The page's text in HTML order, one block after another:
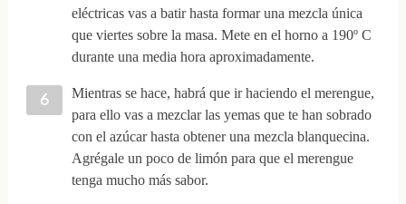
eléctricas vas a batir hasta formar una mezcla única
que viertes sobre la masa. Mete en el horno a 190º C
durante una media hora aproximadamente.
Mientras se hace, habrá que ir haciendo el merengue,
para ello vas a mezclar las yemas que te han sobrado
con el azúcar hasta obtener una mezcla blanquecina.
Agrégale un poco de limón para que el merengue
tenga mucho más sabor.